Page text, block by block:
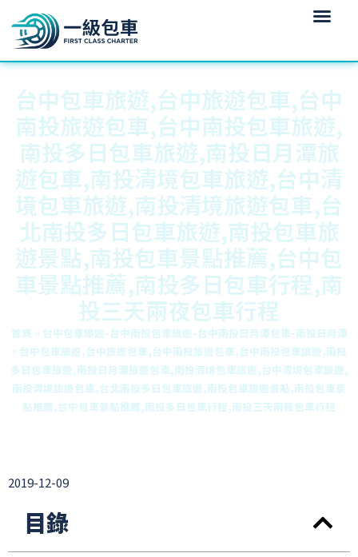
台中包車旅遊,台中旅遊包車,台中
南投旅遊包車,台中南投包車旅遊,
南投多日包車旅遊,南投日月潭旅
遊包車,南投清境包車旅遊,台中清
境包車旅遊,南投清境旅遊包車,台
北南投多日包車旅遊,南投包車旅
遊景點,南投包車景點推薦,台中包
車景點推薦,南投多日包車行程,南
投三天兩夜包車行程
首頁 » 台中包車旅遊-台中南投包車旅遊-台中南投日月潭包車-南投日月潭
» 台中包車旅遊,台中旅遊包車,台中南投旅遊包車,台中南投包車旅遊,南投
多日包車旅遊,南投日月潭旅遊包車,南投清境包車旅遊,台中清境包車旅遊,
南投清境旅遊包車,台北南投多日包車旅遊,南投包車旅遊景點,南投包車景
點推薦,台中包車景點推薦,南投多日包車行程,南投三天兩夜包車行程
2019-12-09
目錄